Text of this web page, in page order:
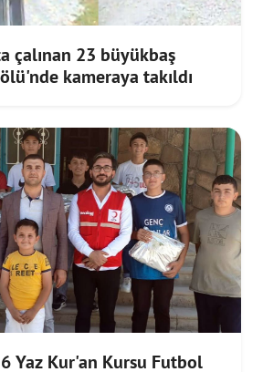
çalınan 23 büyükbaş
kameraya takıldı
Yaz Kur'an Kursu Futbol